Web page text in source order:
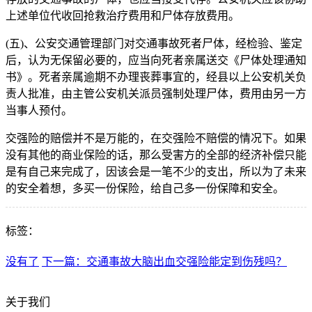
上述单位代收回抢救治疗费用和尸体存放费用。
(五)、公安交通管理部门对交通事故死者尸体，经检验、鉴定
后，认为无保留必要的，应当向死者亲属送交《尸体处理通知
书》。死者亲属逾期不办理丧葬事宜的，经县以上公安机关负
责人批准，由主管公安机关派员强制处理尸体，费用由另一方
当事人预付。
交强险的赔偿并不是万能的，在交强险不赔偿的情况下。如果
没有其他的商业保险的话，那么受害方的全部的经济补偿只能
是有自己来完成了，因该会是一笔不少的支出，所以为了未来
的安全着想，多买一份保险，给自己多一份保障和安全。
标签：
没有了 下一篇：交通事故大脑出血交强险能定到伤残吗？
关于我们